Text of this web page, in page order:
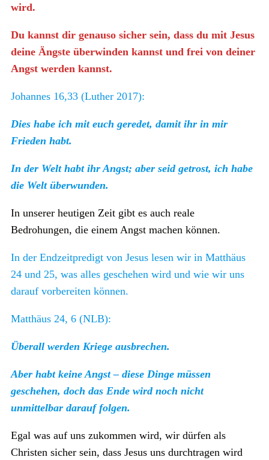
wird.
Du kannst dir genauso sicher sein, dass du mit Jesus
deine Ängste überwinden kannst und frei von deiner
Angst werden kannst.
Johannes 16,33 (Luther 2017):
Dies habe ich mit euch geredet, damit ihr in mir
Frieden habt.
In der Welt habt ihr Angst; aber seid getrost, ich habe
die Welt überwunden.
In unserer heutigen Zeit gibt es auch reale
Bedrohungen, die einem Angst machen können.
In der Endzeitpredigt von Jesus lesen wir in Matthäus
24 und 25, was alles geschehen wird und wie wir uns
darauf vorbereiten können.
Matthäus 24, 6 (NLB):
Überall werden Kriege ausbrechen.
Aber habt keine Angst – diese Dinge müssen
geschehen, doch das Ende wird noch nicht
unmittelbar darauf folgen.
Egal was auf uns zukommen wird, wir dürfen als
Christen sicher sein, dass Jesus uns durchtragen wird